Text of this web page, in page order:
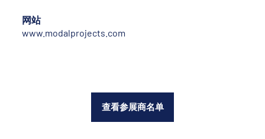
网站
www.modalprojects.com
查看参展商名单